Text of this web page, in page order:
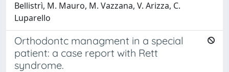
Bellistrì, M. Mauro, M. Vazzana, V. Arizza, C.
Luparello
Orthodontc managment in a special
patient: a case report with Rett
syndrome.